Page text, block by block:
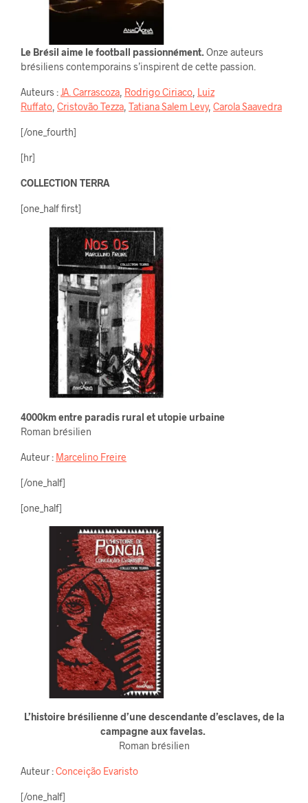
Le Brésil aime le football passionnément.Onze auteurs
brésiliens contemporains s’inspirent de cette passion.
Auteurs :JA. Carrascoza Rodrigo Ciriaco Luiz
Ruffato Cristovão Tezza Tatiana Salem Levy, Carola Saavedra
[/one_fourth]
[hr]
COLLECTION TERRA
[one_half first]
4000km entre paradis rural et utopie urbaine
Roman brésilien
Auteur : Marcelino Freire
[/one_half]
[one_half]
L’histoire brésilienne d’une descendante d’esclaves, de la
campagne aux favelas.
Roman brésilien
Auteur :Conceição Evaristo
[/one_half]